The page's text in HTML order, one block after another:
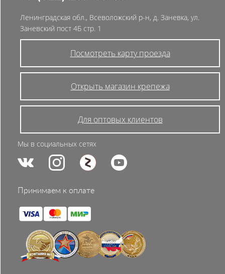
Ленинградская обл., Всеволожский р-н, д. Заневка, ул.
Заневский пост 4Б стр. 1
Посмотреть карту проезда
Открыть магазин крепежа
Для оптовых клиентов
Мы в социальных сетях
Принимаем к оплате